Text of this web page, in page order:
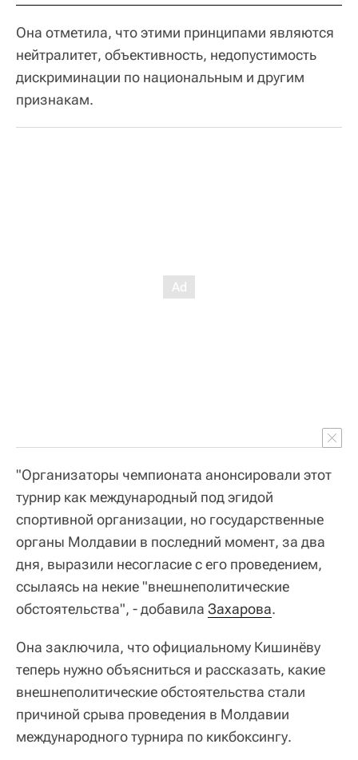
Она отметила, что этими принципами являются
нейтралитет, объективность, недопустимость
дискриминации по национальным и другим
признакам.
"Организаторы чемпионата анонсировали этот
турнир как международный под эгидой
спортивной организации, но государственные
органы Молдавии в последний момент, за два
дня, выразили несогласие с его проведением,
ссылаясь на некие "внешнеполитические
обстоятельства", - добавила Захарова.
Она заключила, что официальному Кишинёву
теперь нужно объясниться и рассказать, какие
внешнеполитические обстоятельства стали
причиной срыва проведения в Молдавии
международного турнира по кикбоксингу.